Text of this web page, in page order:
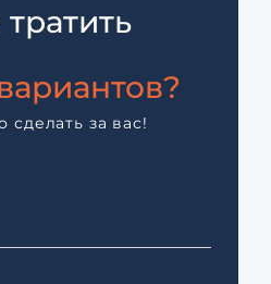
сделать за вас!